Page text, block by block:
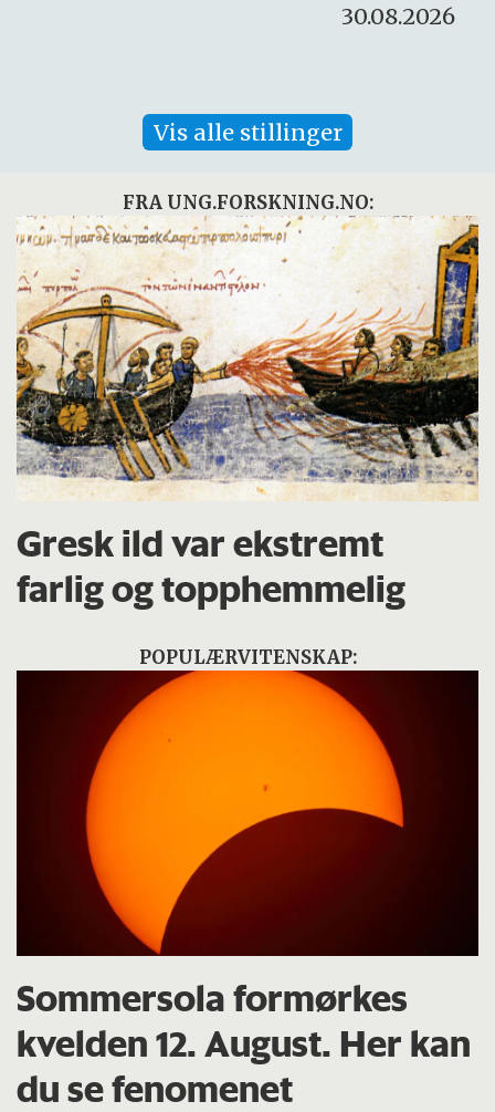
Vis alle stillinger
FRA UNG.FORSKNING.NO:
Gresk ild var ekstremt
farlig og topphemmelig
POPULÆRVITENSKAP:
Sommersola formørkes
kvelden 12. August. Her kan
du se fenomenet